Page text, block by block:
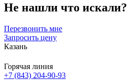
Не нашли что искали?
Перезвонить мне
Запросить цену
Казань
Горячая линия
+7 (843) 204-90-93